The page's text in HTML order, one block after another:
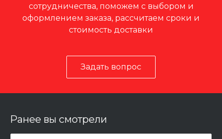
сотрудничества, поможем с выбором и
оформлением заказа, рассчитаем сроки и
стоимость доставки
Задать вопрос
Ранее вы смотрели